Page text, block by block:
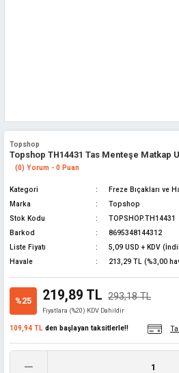
Topshop
Topshop TH14431 Tas Menteşe Matkap
(0) Yorum - 0 Puan
Kategori
Freze Bıçakları ve
Marka
Topshop
Stok Kodu
TOPSHOP.TH14431
Barkod
8695348144312
Liste Fiyatı
5,09 USD + KDV
Havale
213,29 TL (%3,00
%25 219,89 TL 293,18 TL
Fiyatlara (%20) KDV Dahildir
109,94 TL den başlayan taksitlerle!!